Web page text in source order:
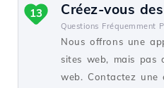
Créez-vous
Questions Fréquemment
Nous offrons une
sites web, mais pas
web. Contactez une
13